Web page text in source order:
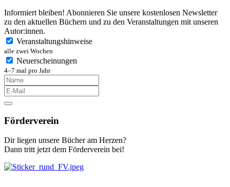
Informiert bleiben! Abonnieren Sie unsere kostenlosen Newsletter
zu den aktuellen Büchern und zu den Veranstaltungen mit unseren
Autor:innen.
Veranstaltungshinweise
alle zwei Wochen
Neuerscheinungen
4–7 mal pro Jahr
Förderverein
Dir liegen unsere Bücher am Herzen?
Dann tritt jetzt dem Förderverein bei!